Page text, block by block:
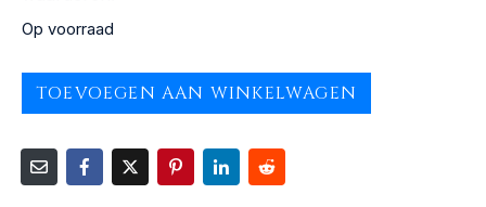
Op voorraad
TOEVOEGEN AAN WINKELWAGEN